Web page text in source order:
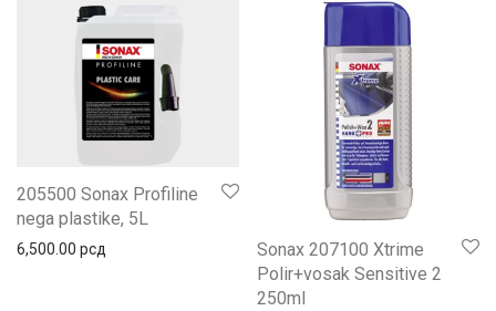
205500 Sonax Profiline
nega plastike, 5L
6,500.00 рсд
Sonax 207100 Xtrime
Polir+vosak Sensitive 2
250ml